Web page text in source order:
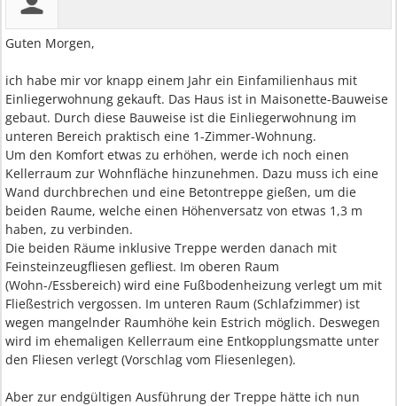
Guten Morgen,
ich habe mir vor knapp einem Jahr ein Einfamilienhaus mit
Einliegerwohnung gekauft. Das Haus ist in Maisonette-Bauweise
gebaut. Durch diese Bauweise ist die Einliegerwohnung im
unteren Bereich praktisch eine 1-Zimmer-Wohnung.
Um den Komfort etwas zu erhöhen, werde ich noch einen
Kellerraum zur Wohnfläche hinzunehmen. Dazu muss ich eine
Wand durchbrechen und eine Betontreppe gießen, um die
beiden Raume, welche einen Höhenversatz von etwas 1,3 m
haben, zu verbinden.
Die beiden Räume inklusive Treppe werden danach mit
Feinsteinzeugfliesen gefliest. Im oberen Raum
(Wohn-/Essbereich) wird eine Fußbodenheizung verlegt um mit
Fließestrich vergossen. Im unteren Raum (Schlafzimmer) ist
wegen mangelnder Raumhöhe kein Estrich möglich. Deswegen
wird im ehemaligen Kellerraum eine Entkopplungsmatte unter
den Fliesen verlegt (Vorschlag vom Fliesenlegen).
Aber zur endgültigen Ausführung der Treppe hätte ich nun